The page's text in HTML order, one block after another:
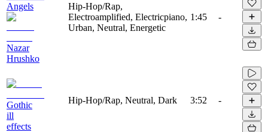
Angels
Nazar
Hrushko
Hip-Hop/Rap,
Electroamplified, Electricpiano,
Urban, Neutral, Energetic
1:45 -
Gothic
ill
effects
Hip-Hop/Rap, Neutral, Dark 3:52 -